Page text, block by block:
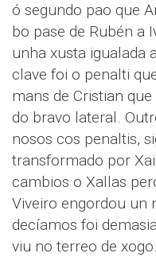
ó segundo pao que
bo pase de Rubén a
unha xusta igualada
clave foi o penalti
mans de Cristian
do bravo lateral.
nosos cos penaltis,
transformado por
cambios o Xallas
Viveiro engordou un
decíamos foi
viu no terreo de xogo.